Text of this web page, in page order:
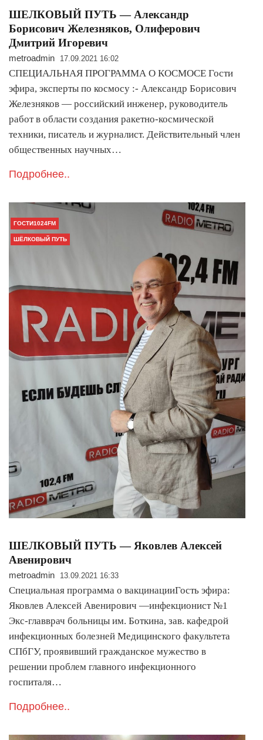
ШЕЛКОВЫЙ ПУТЬ — Александр
Борисович Железняков, Олиферович
Дмитрий Игоревич
metroadmin 17.09.2021 16:02
СПЕЦИАЛЬНАЯ ПРОГРАММА О КОСМОСЕ Гости
эфира, эксперты по космосу :- Александр Борисович
Железняков — российский инженер, руководитель
работ в области создания ракетно-космической
техники, писатель и журналист. Действительный член
общественных научных…
Подробнее..
ГОСТИ1024FM
ШЁЛКОВЫЙ ПУТЬ
ШЕЛКОВЫЙ ПУТЬ — Яковлев Алексей
Авенирович
metroadmin 13.09.2021 16:33
Специальная программа о вакцинацииГость эфира:
Яковлев Алексей Авенирович —инфекционист №1
Экс-главврач больницы им. Боткина, зав. кафедрой
инфекционных болезней Медицинского факультета
СПбГУ, проявивший гражданское мужество в
решении проблем главного инфекционного
госпиталя…
Подробнее..